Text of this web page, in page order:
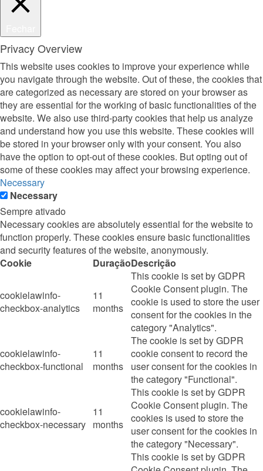
Privacy Overview
This website uses cookies to improve your experience while
you navigate through the website. Out of these, the cookies that
are categorized as necessary are stored on your browser as
they are essential for the working of basic functionalities of the
website. We also use third-party cookies that help us analyze
and understand how you use this website. These cookies will
be stored in your browser only with your consent. You also
have the option to opt-out of these cookies. But opting out of
some of these cookies may affect your browsing experience.
Necessary
Necessary
Sempre ativado
Necessary cookies are absolutely essential for the website to
function properly. These cookies ensure basic functionalities
and security features of the website, anonymously.
Cookie
DuraçãoDescrição
cookielawinfo-
checkbox-analytics
11
months
This cookie is set by GDPR
Cookie Consent plugin. The
cookie is used to store the user
consent for the cookies in the
category "Analytics".
cookielawinfo-
checkbox-functional
11
months
The cookie is set by GDPR
cookie consent to record the
user consent for the cookies in
the category "Functional".
cookielawinfo-
checkbox-necessary
11
months
This cookie is set by GDPR
Cookie Consent plugin. The
cookies is used to store the
user consent for the cookies in
the category "Necessary".
This cookie is set by GDPR